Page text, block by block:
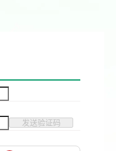
发送验证码